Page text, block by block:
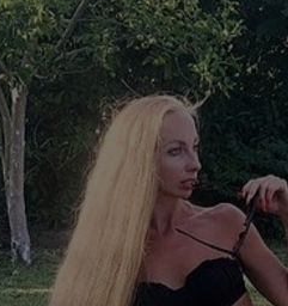
badnie odbiorców i